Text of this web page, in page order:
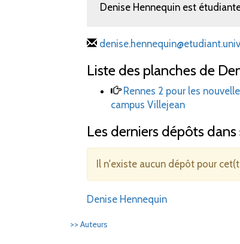
Denise Hennequin est
Liste des planches de
Rennes 2 pour les
campus Villejean
Les derniers dépôts dans
Il n'existe aucun dépôt pour
Denise Hennequin
>> Auteurs